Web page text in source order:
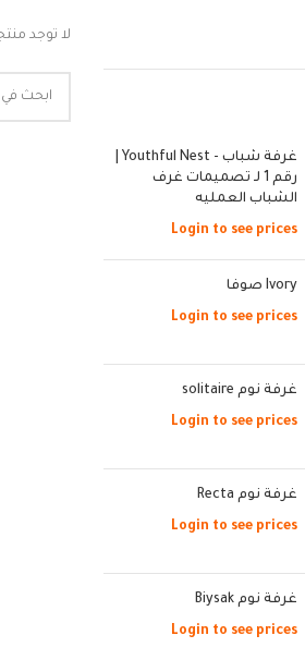
رقم 1 لـ تصميمات غرف
الشباب العمليه
Login to see prices
Ivory صوفا
Login to see prices
غرفة نوم solitaire
Login to see prices
غرفة نوم Recta
Login to see prices
غرفة نوم Biysak
Login to see prices
لا توجد